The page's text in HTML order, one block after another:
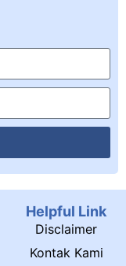
Helpful Link
Disclaimer
Kontak Kami